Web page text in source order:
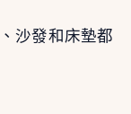
沙發和床墊都